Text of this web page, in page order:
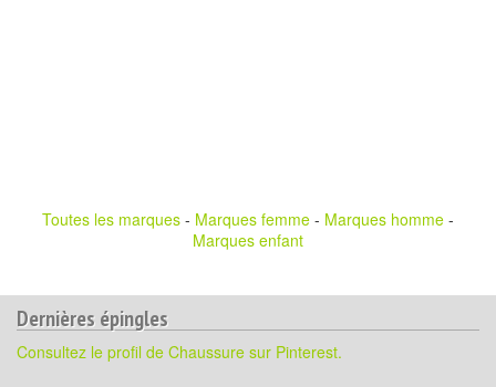
Toutes les marques - Marques femme - Marques homme -
Marques enfant
Dernières épingles
Consultez le profil de Chaussure sur Pinterest.